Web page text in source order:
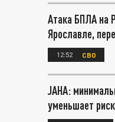
Атака БПЛА на
Ярославле,
12:52 СВО
JAHA:
уменьшает